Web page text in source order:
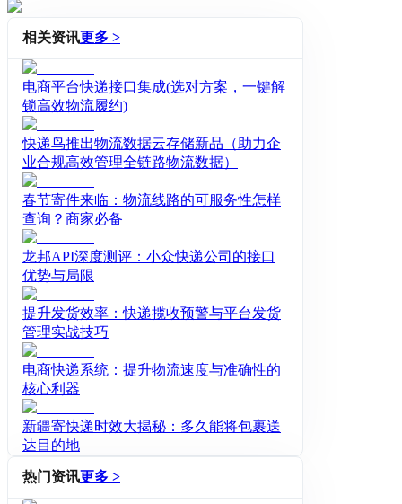
相关资讯更多 >
电商平台快递接口集成(选对方案，一键解
锁高效物流履约)
快递鸟推出物流数据云存储新品（助力企
业合规高效管理全链路物流数据）
春节寄件来临：物流线路的可服务性怎样
查询？商家必备
龙邦API深度测评：小众快递公司的接口
优势与局限
提升发货效率：快递揽收预警与平台发货
管理实战技巧
电商快递系统：提升物流速度与准确性的
核心利器
新疆寄快递时效大揭秘：多久能将包裹送
达目的地
热门资讯更多 >